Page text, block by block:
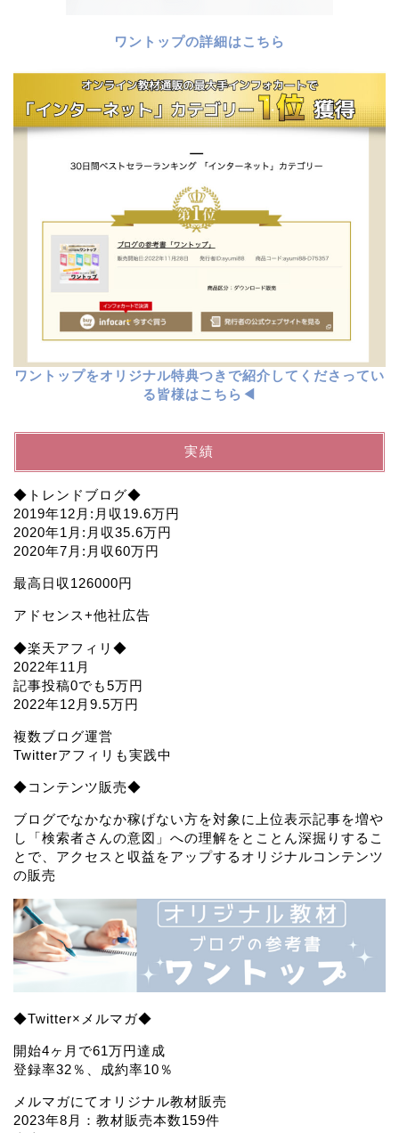
ワントップの詳細はこちら
ワントップをオリジナル特典つきで紹介してくださってい
る皆様はこちら◀︎
実績
◆トレンドブログ◆
2019年12月:月収19.6万円
2020年1月:月収35.6万円
2020年7月:月収60万円
最高日収126000円
アドセンス+他社広告
◆楽天アフィリ◆
2022年11月
記事投稿0でも5万円
2022年12月9.5万円
複数ブログ運営
Twitterアフィリも実践中
◆コンテンツ販売◆
ブログでなかなか稼げない方を対象に上位表示記事を増や
し「検索者さんの意図」への理解をとことん深掘りするこ
とで、アクセスと収益をアップするオリジナルコンテンツ
の販売
◆Twitter×メルマガ◆
開始4ヶ月で61万円達成
登録率32％、成約率10％
メルマガにてオリジナル教材販売
2023年8月：教材販売本数159件